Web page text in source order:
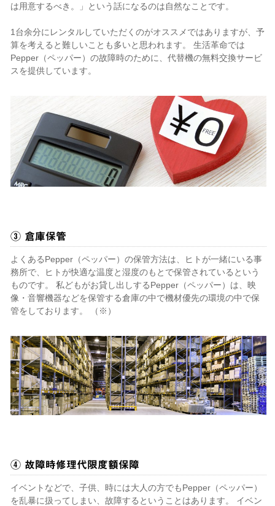
は用意するべき。」という話になるのは自然なことです。
1台余分にレンタルしていただくのがオススメではありますが、予
算を考えると難しいことも多いと思われます。 生活革命では
Pepper（ペッパー）の故障時のために、代替機の無料交換サービ
スを提供しています。
③ 倉庫保管
よくあるPepper（ペッパー）の保管方法は、ヒトが一緒にいる事
務所で、ヒトが快適な温度と湿度のもとで保管されているという
ものです。 私どもがお貸し出しするPepper（ペッパー）は、映
像・音響機器などを保管する倉庫の中で機材優先の環境の中で保
管をしております。 （※）
④ 故障時修理代限度額保障
イベントなどで、子供、時には大人の方でもPepper（ペッパー）
を乱暴に扱ってしまい、故障するということはあります。 イベン